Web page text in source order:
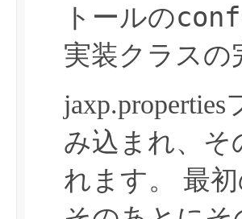
トールのconf
実装クラスの
み込まれ、そ
れます。
最